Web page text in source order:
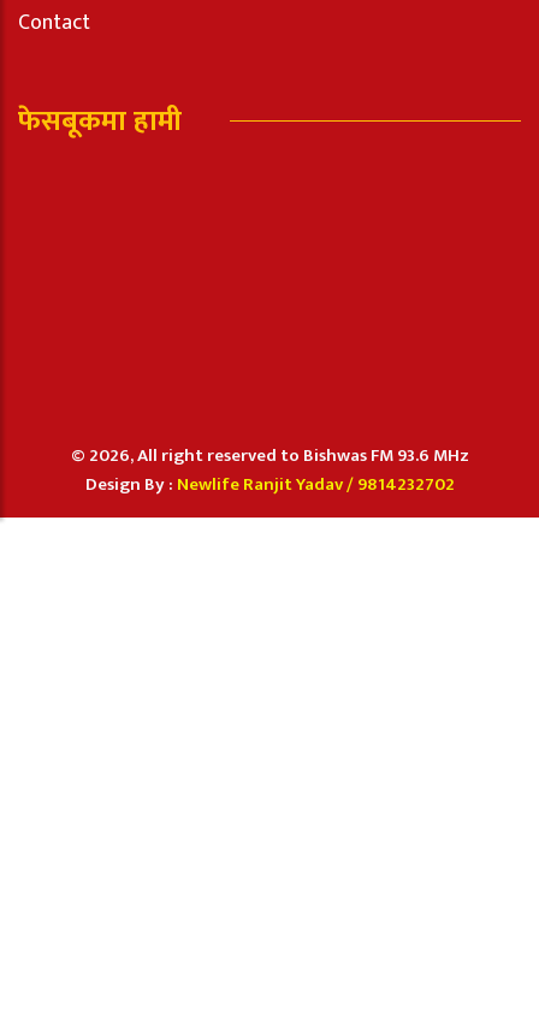
Contact
फेसबूकमा हामी
© 2026, All right reserved to Bishwas FM 93.6 MHz
Design By : Newlife Ranjit Yadav /9814232702